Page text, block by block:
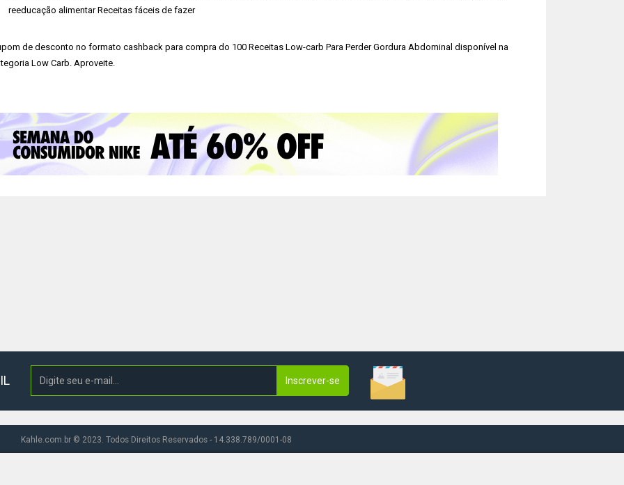
reeducação alimentar Receitas fáceis de fazer
de desconto no formato cashback para compra do 100 Receitas Low-carb Para Perder Gordura Abdominal disponível na
Low Carb. Aproveite.
Inscrever-se
Kahle.com.br © 2023. Todos Direitos Reservados - 14.338.789/0001-08